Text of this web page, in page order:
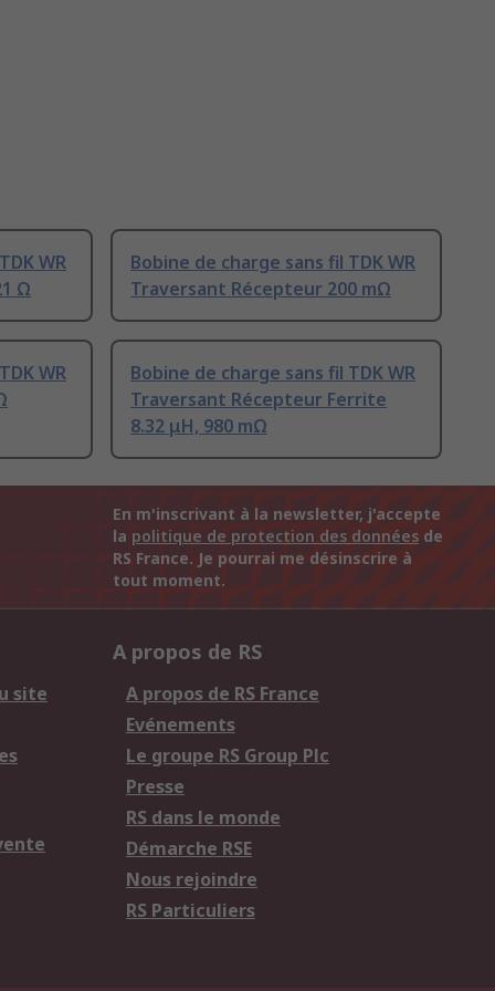
WR
Ω
Bobine de charge sans fil TDK WR
Traversant Récepteur 200 mΩ
WR
Bobine de charge sans fil TDK WR
Traversant Récepteur Ferrite
8.32 μH, 980 mΩ
En m'inscrivant à la newsletter, j'accepte
la politique de protection des données de
RS France. Je pourrai me désinscrire à
tout moment.
site
A propos de RS
A propos de RS France
Evénements
Le groupe RS Group Plc
Presse
RS dans le monde
Démarche RSE
Nous rejoindre
RS Particuliers